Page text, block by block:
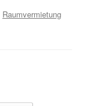
Raumvermietung